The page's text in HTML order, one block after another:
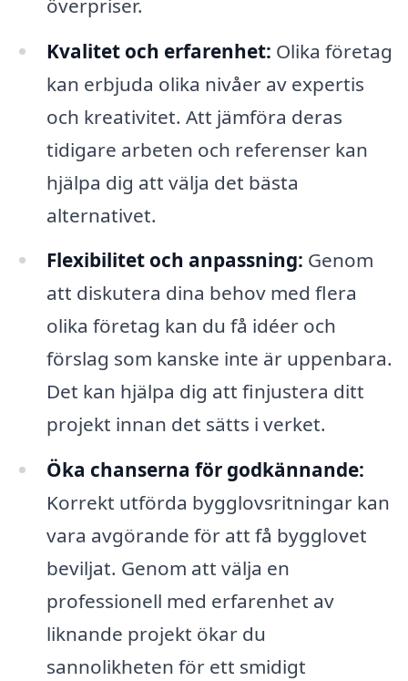
överpriser.
Kvalitet och erfarenhet: Olika företag
kan erbjuda olika nivåer av expertis
och kreativitet. Att jämföra deras
tidigare arbeten och referenser kan
hjälpa dig att välja det bästa
alternativet.
Flexibilitet och anpassning: Genom
att diskutera dina behov med flera
olika företag kan du få idéer och
förslag som kanske inte är uppenbara.
Det kan hjälpa dig att finjustera ditt
projekt innan det sätts i verket.
Öka chanserna för godkännande:
Korrekt utförda bygglovsritningar kan
vara avgörande för att få bygglovet
beviljat. Genom att välja en
professionell med erfarenhet av
liknande projekt ökar du
sannolikheten för ett smidigt